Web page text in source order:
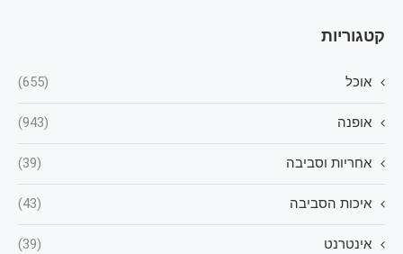
קטגוריות
אוכל (655)
אופנה (943)
אחריות וסביבה (39)
איכות הסביבה (43)
אינטרנט (39)